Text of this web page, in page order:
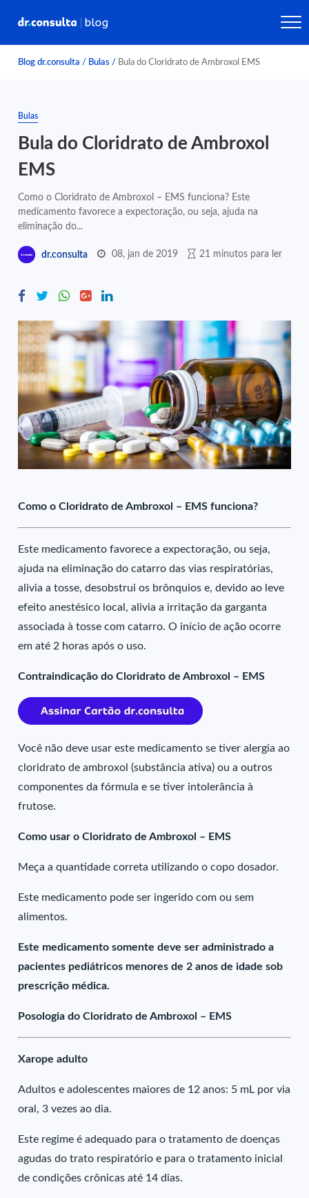
Blog dr.consulta / Bulas / Bula do Cloridrato de Ambroxol EMS
Bulas
Bula do Cloridrato de Ambroxol
EMS
Como o Cloridrato de Ambroxol – EMS funciona? Este
medicamento favorece a expectoração, ou seja, ajuda na
eliminação do...
dr.consulta 08, jan de 2019 21 minutos para ler
Como o Cloridrato de Ambroxol – EMS funciona?
Este medicamento favorece a expectoração, ou seja,
ajuda na eliminação do catarro das vias respiratórias,
alivia a tosse, desobstrui os brônquios e, devido ao leve
efeito anestésico local, alivia a irritação da garganta
associada à tosse com catarro. O início de ação ocorre
em até 2 horas após o uso.
Contraindicação do Cloridrato de Ambroxol – EMS
Você não deve usar este medicamento se tiver alergia ao
cloridrato de ambroxol (substância ativa) ou a outros
componentes da fórmula e se tiver intolerância à
frutose.
Como usar o Cloridrato de Ambroxol – EMS
Meça a quantidade correta utilizando o copo dosador.
Este medicamento pode ser ingerido com ou sem
alimentos.
Este medicamento somente deve ser administrado a
pacientes pediátricos menores de 2 anos de idade sob
prescrição médica.
Posologia do Cloridrato de Ambroxol – EMS
Xarope adulto
Adultos e adolescentes maiores de 12 anos: 5 mL por via
oral, 3 vezes ao dia.
Este regime é adequado para o tratamento de doenças
agudas do trato respiratório e para o tratamento inicial
de condições crônicas até 14 dias.